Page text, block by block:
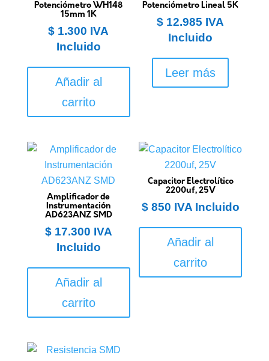
Potenciómetro WH148
15mm 1K
$ 1.300 IVA
Incluido
Añadir al
carrito
Potenciómetro Lineal 5K
$ 12.985 IVA
Incluido
Leer más
Amplificador de
Instrumentación
AD623ANZ SMD
$17.300 IVA
Incluido
Añadir al
carrito
Capacitor Electrolítico
2200uf, 25V
$850 IVA Incluido
Añadir al
carrito